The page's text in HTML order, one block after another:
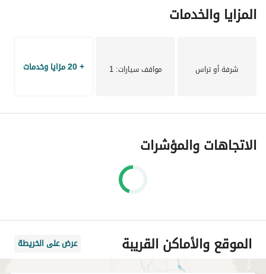
المزايا والخدمات
شرفة أو تراس مواقف سيارات: 1 + 20 مزايا وخدمات
الاتجاهات والمؤشرات
الموقع والأماكن القريبة عرض على الخريطة